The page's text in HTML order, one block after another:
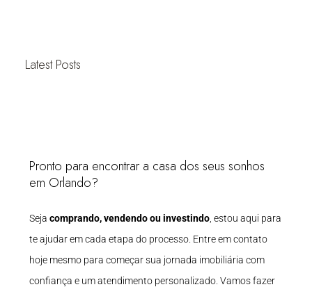
Latest Posts
Pronto para encontrar a casa dos seus sonhos
em Orlando?
Seja comprando, vendendo ou investindo , estou aqui para
te ajudar em cada etapa do processo. Entre em contato
hoje mesmo para começar sua jornada imobiliária com
confiança e um atendimento personalizado. Vamos fazer